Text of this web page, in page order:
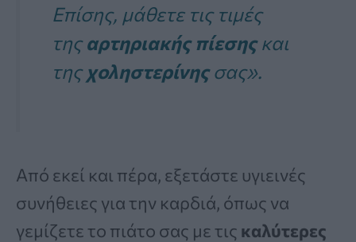
Επίσης, μάθετε τις τιμές
τηςαρτηριακής πίεσηςκαι
τηςχοληστερίνηςσας».
Από εκεί και πέρα, εξετάστε υγιεινές
συνήθειες για την καρδιά, όπως να
γεμίζετε το πιάτο σας με τις καλύτερες